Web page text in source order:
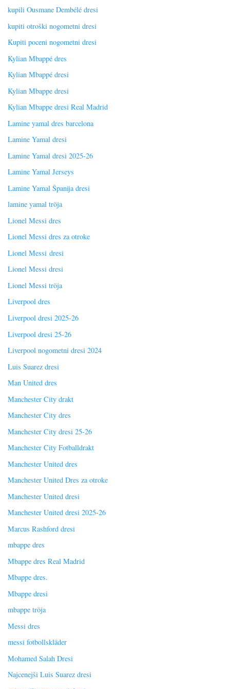
kupili Ousmane Dembélé dresi
kupiti otroški nogometni dresi
Kupiti poceni nogometni dresi
Kylian Mbappé dres
Kylian Mbappé dresi
Kylian Mbappe dresi
Kylian Mbappe dresi Real Madrid
Lamine yamal dres barcelona
Lamine Yamal dresi
Lamine Yamal dresi 2025-26
Lamine Yamal Jerseys
Lamine Yamal Španija dresi
lamine yamal tröja
Lionel Messi dres
Lionel Messi dres za otroke
Lionel Messi dresi
Lionel Messi dresi
Lionel Messi tröja
Liverpool dres
Liverpool dresi 2025-26
Liverpool dresi 25-26
Liverpool nogometni dresi 2024
Luis Suarez dresi
Man United dres
Manchester City drakt
Manchester City dres
Manchester City dresi 25-26
Manchester City Fotballdrakt
Manchester United dres
Manchester United Dres za otroke
Manchester United dresi
Manchester United dresi 2025-26
Marcus Rashford dresi
mbappe dres
Mbappe dres Real Madrid
Mbappe dres.
Mbappe dresi
mbappe tröja
Messi dres
messi fotbollskläder
Mohamed Salah Dresi
Najcenejši Luis Suarez dresi